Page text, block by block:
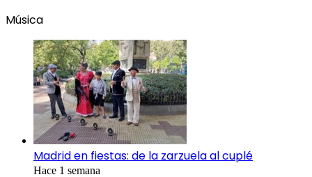
Música
Madrid en fiestas: de la zarzuela al cuplé
Hace 1 semana